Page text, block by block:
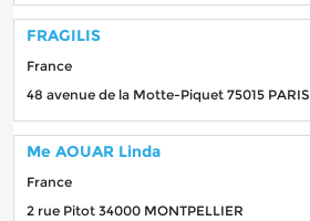
FRAGILIS
France
48 avenue de la Motte-Piquet 75015 PARIS
Me AOUAR Linda
France
2 rue Pitot 34000 MONTPELLIER